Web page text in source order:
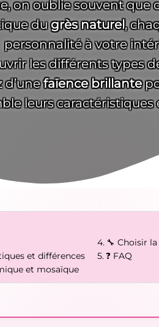
on oublie souvent que
dugrès naturel,
personnalité à votre
les différents types
d’unefaïence brillante
leurs
et différences
et mosaïque
🔧 Choisir
❓ FAQ